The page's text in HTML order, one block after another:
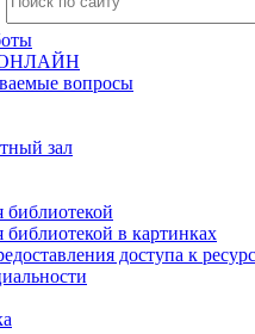
ОНЛАЙН
вопросы
зал
библиотекой
в картинках
доступа к